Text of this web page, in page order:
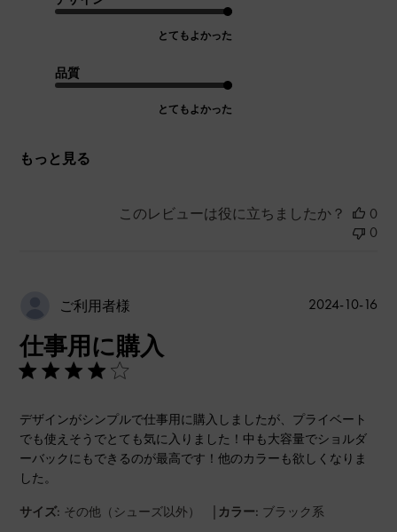
とてもよかった
品質
とてもよかった
もっと見る
このレビューは役に立ちましたか？
0
0
ご利用者様
仕事用に購入
デザインがシンプルで仕事用に購入しましたが、プライベート
でも使えそうでとても気に入りました！中も大容量でショルダ
ーバックにもできるのが最高です！他のカラーも欲しくなりま
した。
サイズ: その他（シューズ以外） | カラー: ブラック系
公
2024-10-16